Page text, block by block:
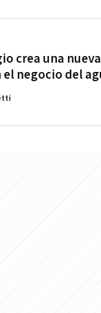
crea una
el negocio del